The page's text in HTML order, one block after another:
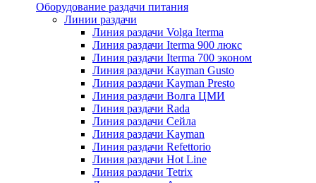
Оборудование раздачи питания
Линии раздачи
Линия раздачи Volga Iterma
Линия раздачи Iterma 900 люкс
Линия раздачи Iterma 700 эконом
Линия раздачи Kayman Gusto
Линия раздачи Kayman Presto
Линия раздачи Волга ЦМИ
Линия раздачи Rada
Линия раздачи Сейла
Линия раздачи Kayman
Линия раздачи Refettorio
Линия раздачи Hot Line
Линия раздачи Tetrix